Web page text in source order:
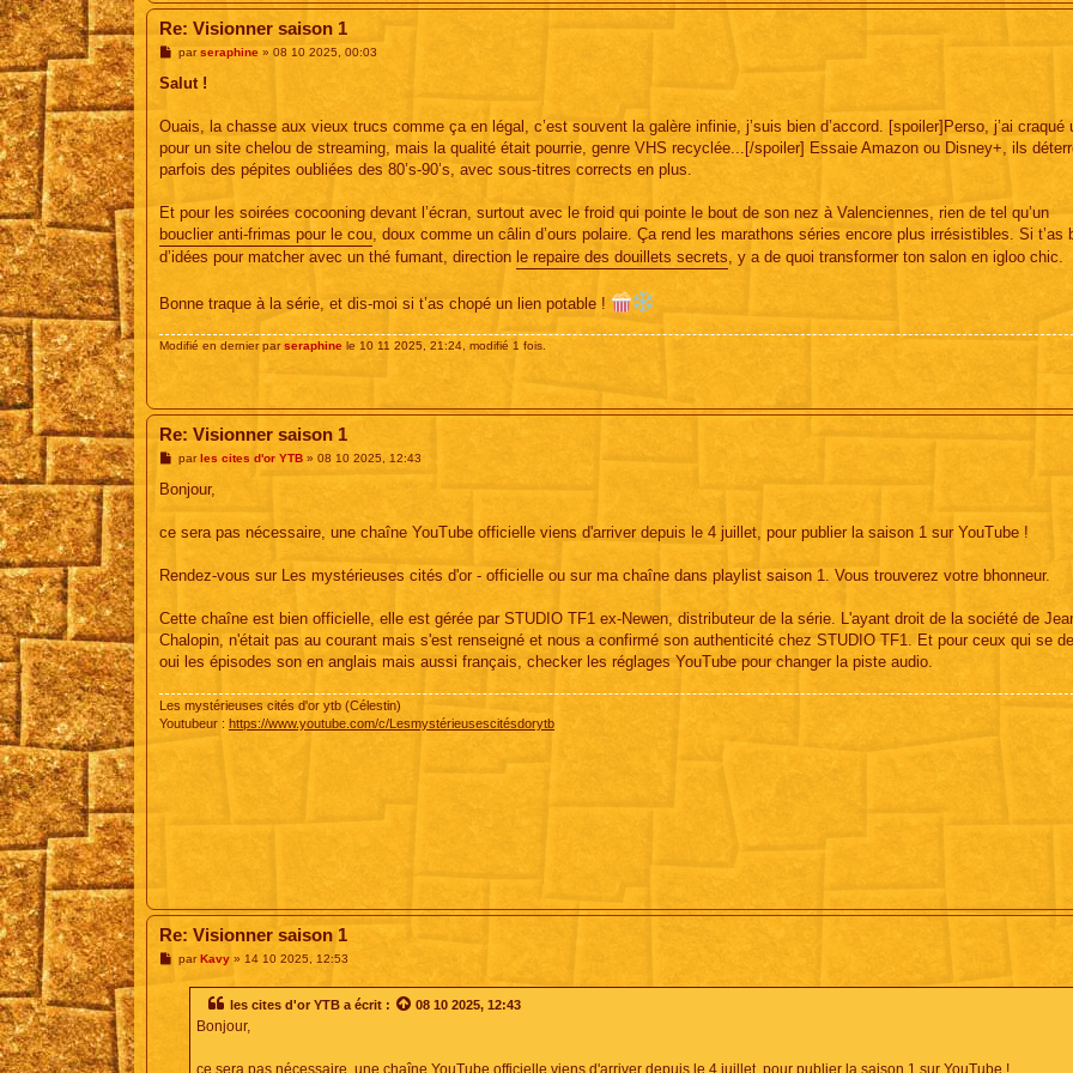
Re: Visionner saison 1
M
s
g
parseraphine» 08 10 2025, 00:03
Salut !
Ouais, la chasse aux vieux trucs comme ça en légal, c’est souvent la galère infinie, j’suis bien d’accord. [spoiler]Perso, j’ai craqué
pour un site chelou de streaming, mais la qualité était pourrie, genre VHS recyclée...[/spoiler] Essaie Amazon ou Disney+, ils
parfois des pépites oubliées des 80’s-90’s, avec sous-titres corrects en plus.
Et pour les soirées cocooning devant l’écran, surtout avec le froid qui pointe le bout de son nez à Valenciennes, rien de tel qu’un
bouclier anti-frimas pour le cou , doux comme un câlin d’ours polaire. Ça rend les marathons séries encore plus irrésistibles. Si t’as
d’idées pour matcher avec un thé fumant, direction le repaire des douillets secrets , y a de quoi transformer ton salon en igloo chic.
Bonne traque à la série, et dis-moi si t’as chopé un lien potable !
Modifié en dernier parseraphine le 10 11 2025, 21:24, modifié 1 fois.
Re: Visionner saison 1
M
s
g
parles cites d'or YTB» 08 10 2025, 12:43
Bonjour,
ce sera pas nécessaire, une chaîne YouTube officielle viens d'arriver depuis le 4 juillet, pour publier la saison 1 sur YouTube !
Rendez-vous sur Les mystérieuses cités d'or - officielle ou sur ma chaîne dans playlist saison 1. Vous trouverez votre bhonneur.
Cette chaîne est bien officielle, elle est gérée par STUDIO TF1 ex-Newen, distributeur de la série. L'ayant droit de la société de
Chalopin, n'était pas au courant mais s'est renseigné et nous a confirmé son authenticité chez STUDIO TF1. Et pour ceux qui se
oui les épisodes son en anglais mais aussi français, checker les réglages YouTube pour changer la piste audio.
Les mystérieuses cités d'or ytb (Célestin)
Youtubeur : https://www.youtube.com/c/Lesmystérieusescitésdorytb
Re: Visionner saison 1
MparKavy» 14 10 2025, 12:53
les cites d'or YTB a écrit : 08 10 2025, 12:43
Bonjour,
ce sera pas nécessaire, une chaîne YouTube officielle viens d'arriver depuis le 4 juillet, pour publier la saison 1 sur YouTube !